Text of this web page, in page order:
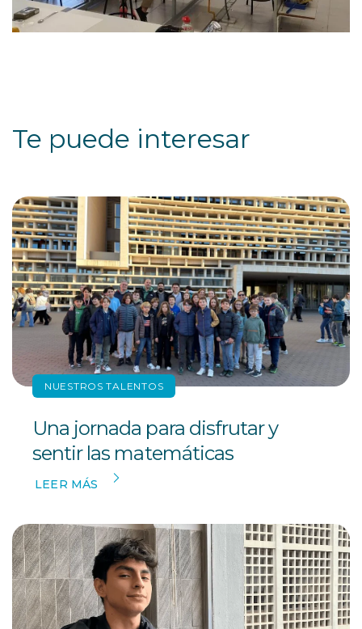
Te puede interesar
NUESTROS TALENTOS
Una jornada para disfrutar y
sentir las matemáticas
LEER MÁS